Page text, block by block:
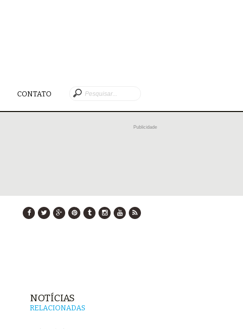
CONTATO
Publicidade
NOTÍCIAS
RELACIONADAS